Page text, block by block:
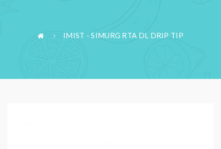
IMIST - SIMURG RTA DL DRIP TIP